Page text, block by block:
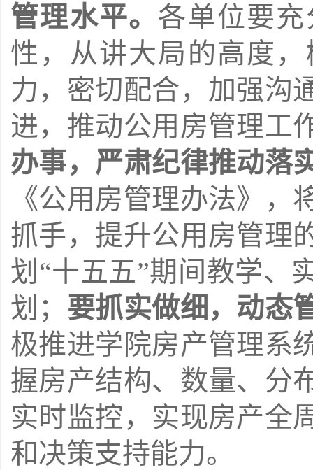
管理水平。 各单位要
性，从讲大局的高度
力，密切配合，加强沟
进，推动公用房管理工
办事，严肃纪律推动落
《公用房管理办法》
抓手，提升公用房管理
划“十五五”期间教学、
划； 要抓实做细，动态
极推进学院房产管理系
握房产结构、数量、分
实时监控，实现房产全
和决策支持能力。